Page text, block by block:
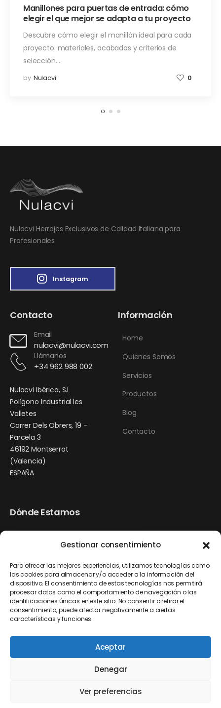
Gestionar consentimiento
Para ofrecer las mejores experiencias, utilizamos tecnologías como
las cookies para almacenar y/o acceder a la información del
dispositivo. El consentimiento de estas tecnologías nos permitirá
procesar datos como el comportamiento de navegación o las
identificaciones únicas en este sitio. No consentir o retirar el
consentimiento, puede afectar negativamente a ciertas
características y funciones.
Aceptar
Denegar
Ver preferencias
Manillones para puertas de entrada: cómo
elegir el que mejor se adapta a tu proyecto
Descubre cómo elegir el manillón ideal para cada
proyecto: materiales, acabados y criterios de
selección.…
by Nulacvi 0
Nulacvi Herrajes Exclusivos de Calidad Italiana para
Profesionales
Instagram
Contacto
Email
nulacvi@nulacvi.com
Llámanos
+34 962 988 002
Nulacvi Ibérica, S.L
Polígono Industrial les
Valletes
Carrer Dels Obrers, 19 –
Parcela 3
46192 Montserrat
(Valencia)
ESPAÑA
Información
Home
Quienes Somos
Servicios
Productos
Blog
Contacto
Dónde Estamos
Política de Privacidad y Seguridad
POLÍTICA DE COOKIES